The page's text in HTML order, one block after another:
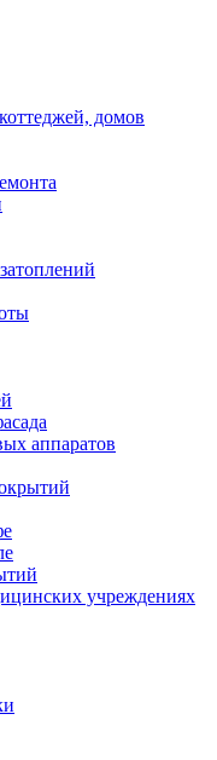
домов
аппаратов
учреждениях